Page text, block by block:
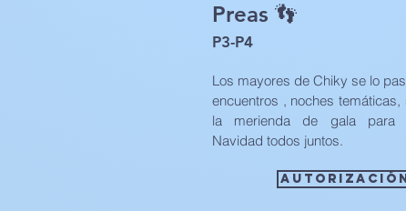
Preas 👣
P3-P4
Los mayores de Chiky se lo
encuentros , noches
la merienda de gala para
Navidad todos juntos.